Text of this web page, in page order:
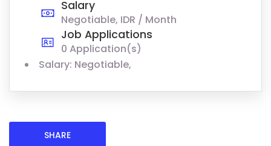
Salary
Negotiable, IDR / Month
Job Applications
0 Application(s)
Salary: Negotiable,
SHARE